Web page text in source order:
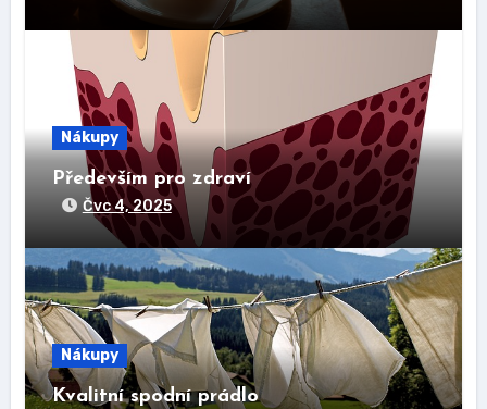
Nákupy
Především pro zdraví
Čvc 4, 2025
Nákupy
Kvalitní spodní prádlo